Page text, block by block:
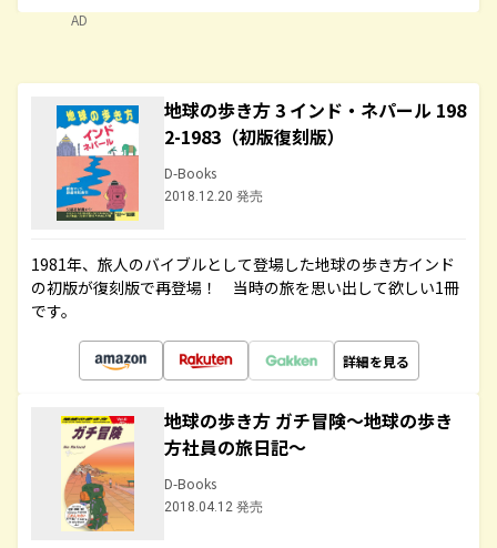
AD
地球の歩き方 3 インド・ネパール 198
2-1983（初版復刻版）
D-Books
2018.12.20 発売
1981年、旅人のバイブルとして登場した地球の歩き方インド
の初版が復刻版で再登場！ 当時の旅を思い出して欲しい1冊
です。
詳細を見る
地球の歩き方 ガチ冒険～地球の歩き
方社員の旅日記～
D-Books
2018.04.12 発売